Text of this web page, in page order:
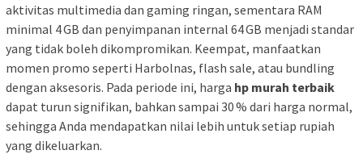
aktivitas multimedia dan gaming ringan, sementara RAM
minimal 4 GB dan penyimpanan internal 64 GB menjadi standar
yang tidak boleh dikompromikan. Keempat, manfaatkan
momen promo seperti Harbolnas, flash sale, atau bundling
dengan aksesoris. Pada periode ini, harga hp murah terbaik
dapat turun signifikan, bahkan sampai 30 % dari harga normal,
sehingga Anda mendapatkan nilai lebih untuk setiap rupiah
yang dikeluarkan.